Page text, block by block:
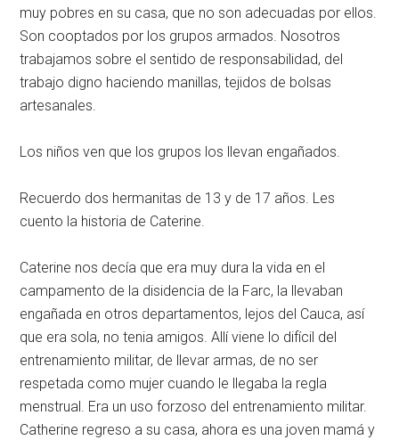
muy pobres en su casa, que no son adecuadas por ellos.
Son cooptados por los grupos armados. Nosotros
trabajamos sobre el sentido de responsabilidad, del
trabajo digno haciendo manillas, tejidos de bolsas
artesanales.
Los niños ven que los grupos los llevan engañados.
Recuerdo dos hermanitas de 13 y de 17 años. Les
cuento la historia de Caterine.
Caterine nos decía que era muy dura la vida en el
campamento de la disidencia de la Farc, la llevaban
engañada en otros departamentos, lejos del Cauca, así
que era sola, no tenia amigos. Allí viene lo difícil del
entrenamiento militar, de llevar armas, de no ser
respetada como mujer cuando le llegaba la regla
menstrual. Era un uso forzoso del entrenamiento militar.
Catherine regreso a su casa, ahora es una joven mamá y